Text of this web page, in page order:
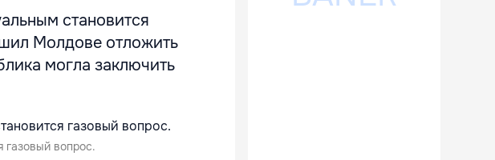
становится
Молдове отложить
могла заключить
газовый вопрос.